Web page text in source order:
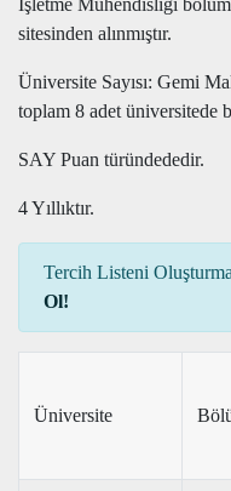
İşletme Mühendisliği
sitesinden alınmıştır.
Üniversite Sayısı: Gemi
toplam 8 adet üniversitede
SAY Puan türündededir.
4 Yıllıktır.
Tercih Listeni
Ol!
Üniversite